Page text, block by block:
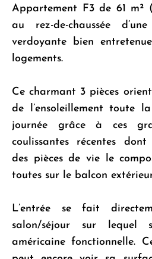
Appartement F3 de 61 m²
au rez-de-chaussée
verdoyante bien
logements.
Ce charmant 3 pièces
de l’ensoleillement toute
journée grâce à ces
coulissantes récentes
des pièces de vie le
toutes sur le balcon
L’entrée se fait
salon/séjour sur lequel
américaine fonctionnelle.